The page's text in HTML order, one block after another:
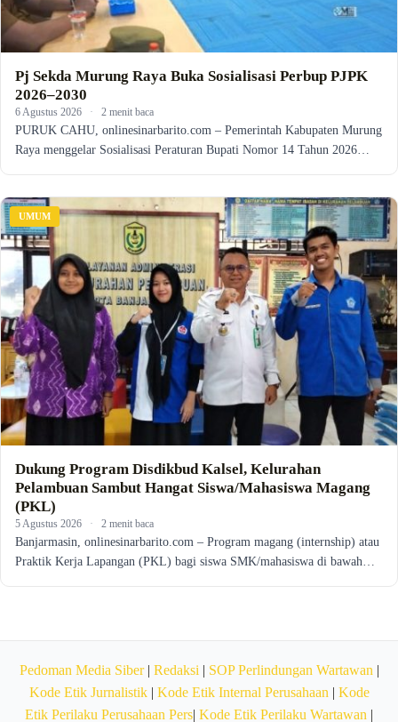
Pj Sekda Murung Raya Buka Sosialisasi Perbup PJPK
2026–2030
6 Agustus 2026 · 2 menit baca
PURUK CAHU, onlinesinarbarito.com – Pemerintah Kabupaten Murung
Raya menggelar Sosialisasi Peraturan Bupati Nomor 14 Tahun 2026…
UMUM
Dukung Program Disdikbud Kalsel, Kelurahan
Pelambuan Sambut Hangat Siswa/Mahasiswa Magang
(PKL)
5 Agustus 2026 · 2 menit baca
Banjarmasin, onlinesinarbarito.com – Program magang (internship) atau
Praktik Kerja Lapangan (PKL) bagi siswa SMK/mahasiswa di bawah…
Pedoman Media Siber| Redaksi | SOP Perlindungan Wartawan |
Kode Etik Jurnalistik| Kode Etik Internal Perusahaan | Kode
Etik Perilaku Perusahaan Pers| Kode Etik Perilaku Wartawan |